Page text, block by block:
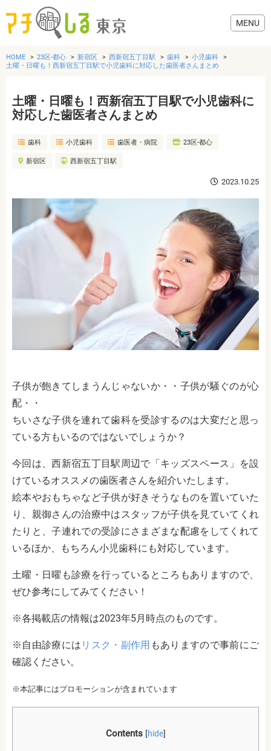
グルメ
美容・健康
おでかけ
HOME 23区-都心 新宿区 西新宿五丁目駅 歯科
小児歯科
土曜・日曜も！西新宿五丁目駅で小児歯科に対応した歯医者さんまとめ
土曜・日曜も！西新宿五丁目駅で小児歯科に
対応した歯医者さんまとめ
歯科 小児歯科 歯医者・病院 23区-都心
新宿区 西新宿五丁目駅
2023.10.25
子供が飽きてしまうんじゃないか・・子供が騒ぐのが心
配・・
ちいさな子供を連れて歯科を受診するのは大変だと思っ
ている方もいるのではないでしょうか？
今回は、西新宿五丁目駅周辺で「キッズスペース」を設
けているオススメの歯医者さんを紹介いたします。
絵本やおもちゃなど子供が好きそうなものを置いていた
り、親御さんの治療中はスタッフが子供を見ていてくれ
たりと、子連れでの受診にさまざまな配慮をしてくれて
いるほか、もちろん小児歯科にも対応しています。
土曜・日曜も診療を行っているところもありますので、
ぜひ参考にしてみてください！
※各掲載店の情報は2023年5月時点のものです。
※自由診療には リスク・副作用 もありますので事前にご
確認ください。
※本記事にはプロモーションが含まれています
Contents [hide]